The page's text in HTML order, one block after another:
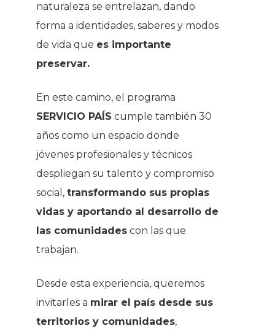
naturaleza se entrelazan, dando
forma a identidades, saberes y modos
de vida que es importante
preservar.
En este camino, el programa
SERVICIO PAÍS cumple también 30
años como un espacio donde
jóvenes profesionales y técnicos
despliegan su talento y compromiso
social, transformando sus propias
vidas y aportando al desarrollo de
las comunidadescon las que
trabajan.
Desde esta experiencia, queremos
invitarles a mirar el país desde sus
territorios y comunidades,